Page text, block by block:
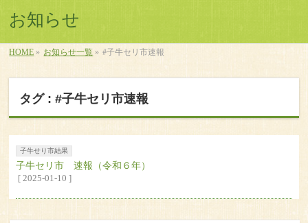
お知らせ
HOME » お知らせ一覧 » #子牛セリ市速報
タグ : #子牛セリ市速報
子牛せり市結果
子牛セリ市 速報（令和６年）
[ 2025-01-10 ]